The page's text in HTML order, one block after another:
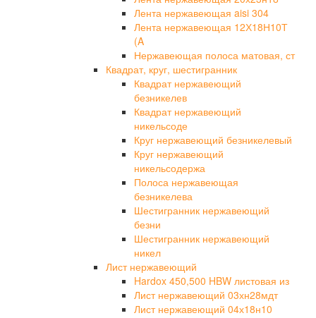
Лента нержавеющая aisi 304
Лента нержавеющая 12Х18Н10Т
(A
Нержавеющая полоса матовая, ст
Квадрат, круг, шестигранник
Квадрат нержавеющий
безникелев
Квадрат нержавеющий
никельсоде
Круг нержавеющий безникелевый
Круг нержавеющий
никельсодержа
Полоса нержавеющая
безникелева
Шестигранник нержавеющий
безни
Шестигранник нержавеющий
никел
Лист нержавеющий
Hardox 450,500 HBW листовая из
Лист нержавеющий 03хн28мдт
Лист нержавеющий 04х18н10